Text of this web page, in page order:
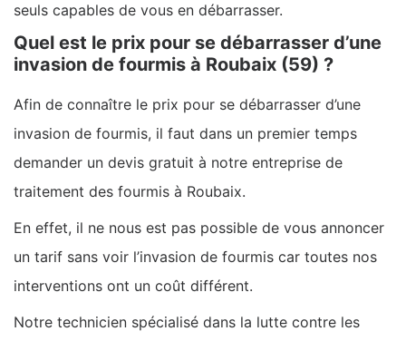
seuls capables de vous en débarrasser.
Quel est le prix pour se débarrasser d’une
invasion de fourmis à Roubaix (59) ?
Afin de connaître le prix pour se débarrasser d’une
invasion de fourmis, il faut dans un premier temps
demander un devis gratuit à notre entreprise de
traitement des fourmis à Roubaix.
En effet, il ne nous est pas possible de vous annoncer
un tarif sans voir l’invasion de fourmis car toutes nos
interventions ont un coût différent.
Notre technicien spécialisé dans la lutte contre les